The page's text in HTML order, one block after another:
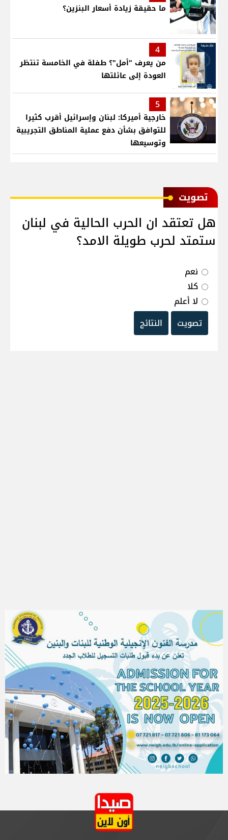
ما حقيقة زيادة أسعار البنزين؟
4
من يعرف "أمل"؟ طفلة في الخامسة تنتظر
العودة إلى عائلتها
5
خارجية أميركا: لبنان وإسرائيل أقرب كثيرا
للتوافق بشأن دفع عملية المناطق التجريبية
وتوسيعها
ﺗﺼﻮﻳﺖ
هل تعتقد ان الحرب الحالية في لبنان
ستمتد لحرب طويلة الامد؟
نعم
كلا
لا أعلم
تصويت
النتائج